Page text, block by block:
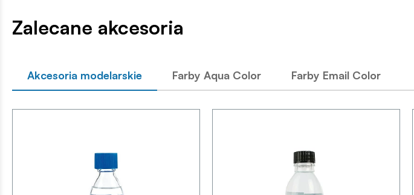
Zalecane akcesoria
Akcesoria modelarskie Farby Aqua Color Farby Email Color